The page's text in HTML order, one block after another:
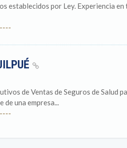
establecidos por Ley. Experiencia
de Ventas de Seguros de Salud
una empresa...